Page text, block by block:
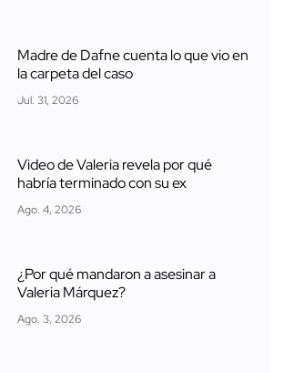
Madre de Dafne cuenta lo que vio en
la carpeta del caso
Jul. 31, 2026
Video de Valeria revela por qué
habría terminado con su ex
Ago. 4, 2026
¿Por qué mandaron a asesinar a
Valeria Márquez?
Ago. 3, 2026